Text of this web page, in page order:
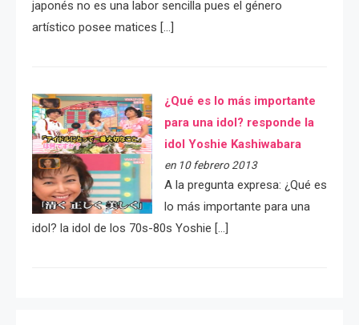
japonés no es una labor sencilla pues el género
artístico posee matices […]
¿Qué es lo más importante
para una idol? responde la
idol Yoshie Kashiwabara
en 10 febrero 2013
A la pregunta expresa: ¿Qué es
lo más importante para una
idol? la idol de los 70s-80s Yoshie […]